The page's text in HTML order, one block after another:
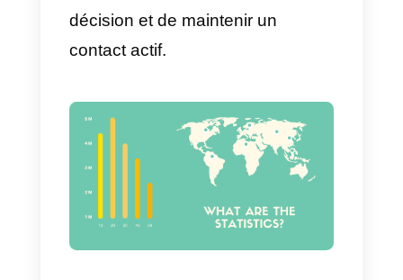
différentes étapes. Le but de tout
cela est de mesurer le succès
ventes
. Recherche
d’améliorations réalisables et
exécutables.